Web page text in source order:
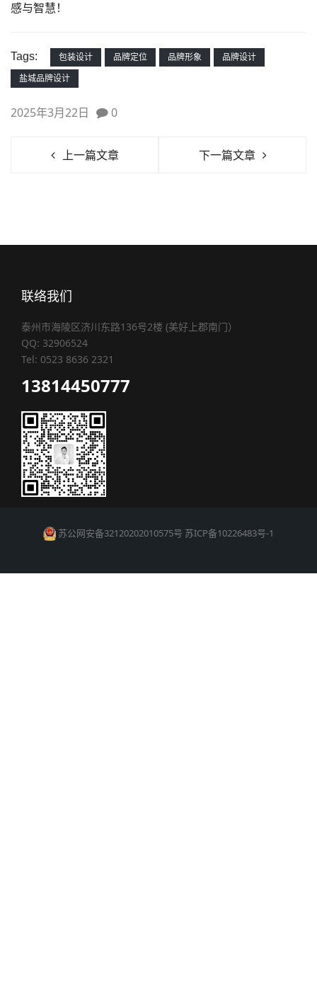
感与智慧！
Tags: 包装设计 品牌定位 品牌形象
品牌设计
盐城品牌设计
2025年3月22日 0
上一篇文章 下一篇文章
联络我们
泰州市海陵区济川东路136号2楼 (美好上郡南门）
QQ: 32906524
Tel: 0523 8636 2321
13814450777
苏公网安备32120202010575号 苏ICP备10226483号-1